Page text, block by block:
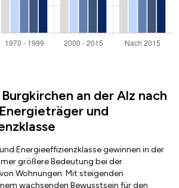
an der Alz nach
und
Energieeffizienzklasse gewinnen in der
größere Bedeutung bei der
Wohnungen. Mit steigenden
wachsenden Bewusstsein für den